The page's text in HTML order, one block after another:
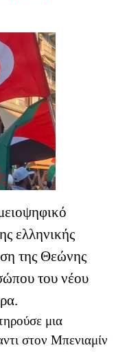
ελληνικής
της Θεώνης
του νέου
μια
στον Μπενιαμίν